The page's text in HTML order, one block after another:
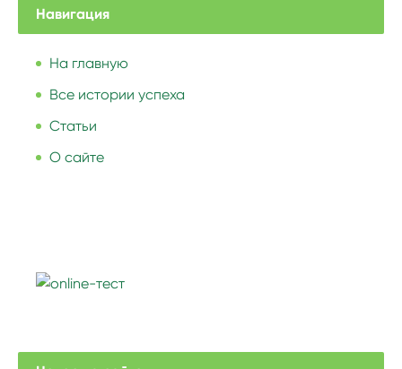
Навигация
На главную
Все истории успеха
Статьи
О сайте